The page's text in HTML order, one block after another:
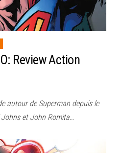
Review Action
autour de Superman depuis le
et John Romita…